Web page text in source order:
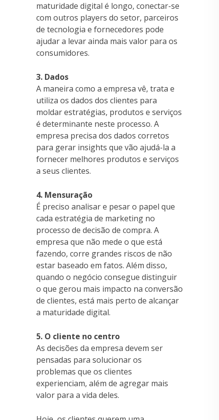
maturidade digital é longo, conectar-se
com outros players do setor, parceiros
de tecnologia e fornecedores pode
ajudar a levar ainda mais valor para os
consumidores.
3. Dados
A maneira como a empresa vê, trata e
utiliza os dados dos clientes para
moldar estratégias, produtos e serviços
é determinante neste processo. A
empresa precisa dos dados corretos
para gerar insights que vão ajudá-la a
fornecer melhores produtos e serviços
a seus clientes.
4. Mensuração
É preciso analisar e pesar o papel que
cada estratégia de marketing no
processo de decisão de compra. A
empresa que não mede o que está
fazendo, corre grandes riscos de não
estar baseado em fatos. Além disso,
quando o negócio consegue distinguir
o que gerou mais impacto na conversão
de clientes, está mais perto de alcançar
a maturidade digital.
5. O cliente no centro
As decisões da empresa devem ser
pensadas para solucionar os
problemas que os clientes
experienciam, além de agregar mais
valor para a vida deles.